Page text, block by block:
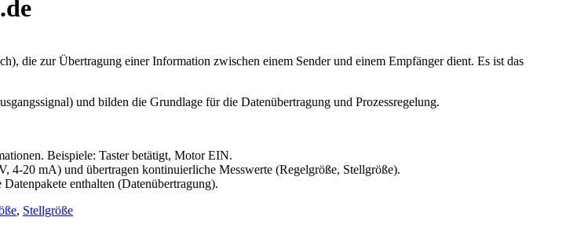
die zur Übertragung einer Information zwischen einem Sender und einem Empfänger dient. Es ist das
und bilden die Grundlage für die Datenübertragung und Prozessregelung.
Beispiele: Taster betätigt, Motor EIN.
4-20 mA) und übertragen kontinuierliche Messwerte (Regelgröße, Stellgröße).
enthalten (Datenübertragung).
, Stellgröße